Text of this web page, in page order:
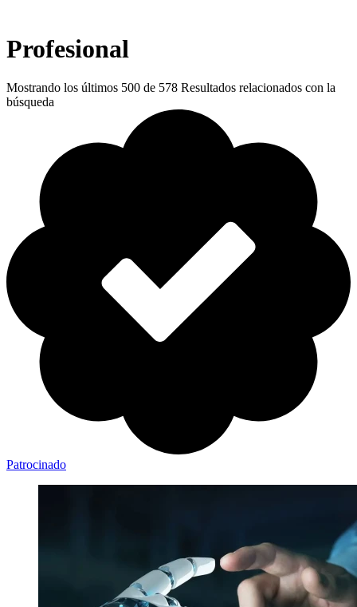
Profesional
Mostrando los últimos 500 de 578 Resultados relacionados con la
búsqueda
Patrocinado